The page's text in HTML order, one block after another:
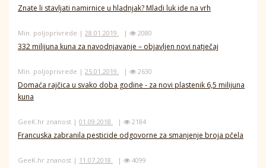
Znate li stavljati namirnice u hladnjak? Mladi luk ide na vrh
Min. poljoprivrede | 28.01.2019. | 2080
332 milijuna kuna za navodnjavanje – objavljen novi natječaj
Min. poljoprivrede | 25.01.2019. | 2630
Domaća rajčica u svako doba godine - za novi plastenik 6,5 milijuna
kuna
GeeK.hr znanost | 01.09.2018. | 2184
Francuska zabranila pesticide odgovorne za smanjenje broja pčela
GeeK.hr znanost | 11.07.2018. | 4099